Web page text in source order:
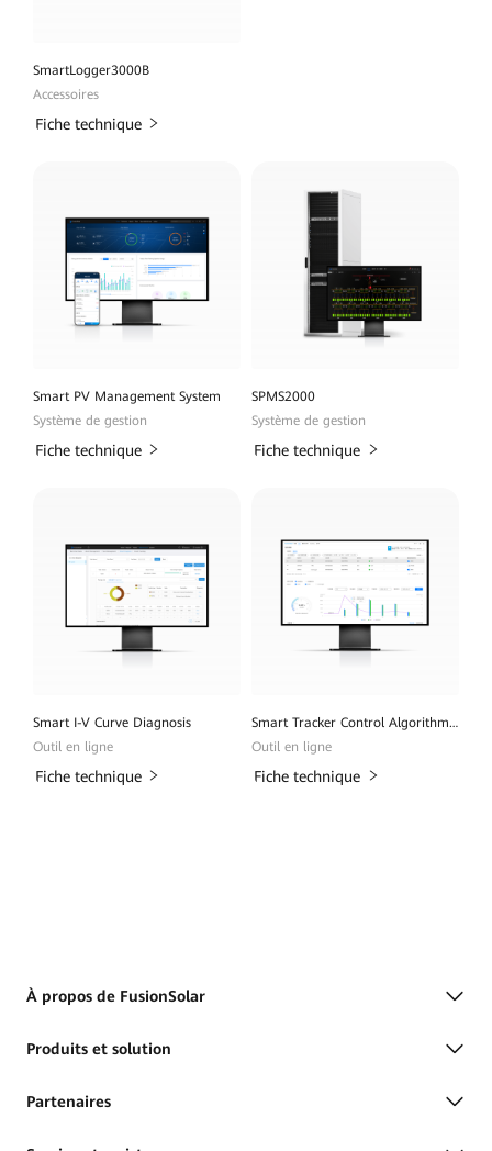
SmartLogger3000B
Accessoires
Fiche technique
Smart PV Management System
Système de gestion
Fiche technique
SPMS2000
Système de gestion
Fiche technique
Smart I-V Curve Diagnosis
Outil en ligne
Fiche technique
Smart Tracker Control Algorithm (SDS)
Outil en ligne
Fiche technique
À propos de FusionSolar
Produits et solution
Partenaires